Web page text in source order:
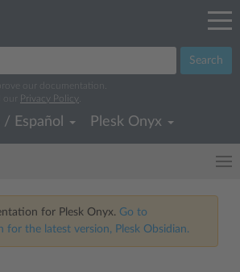
Search
our documentation.
our
Privacy Policy
/ Español Plesk Onyx
for Plesk Onyx. Go to
for the latest version, Plesk Obsidian.